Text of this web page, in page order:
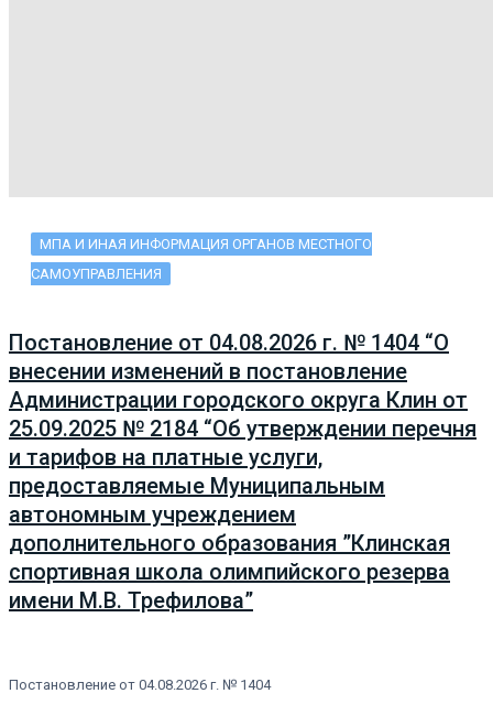
МПА И ИНАЯ ИНФОРМАЦИЯ ОРГАНОВ МЕСТНОГО
САМОУПРАВЛЕНИЯ
Постановление от 04.08.2026 г. № 1404 “О
внесении изменений в постановление
Администрации городского округа Клин от
25.09.2025 № 2184 “Об утверждении перечня
и тарифов на платные услуги,
предоставляемые Муниципальным
автономным учреждением
дополнительного образования ”Клинская
спортивная школа олимпийского резерва
имени М.В. Трефилова”
Постановление от 04.08.2026 г. № 1404